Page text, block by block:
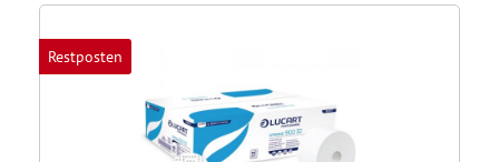
Restposten